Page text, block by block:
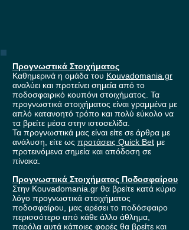
Προγνωστικά Στοιχήματος
Καθημερινά η ομάδα του Kouvadomania.gr
αναλύει και προτείνει σημεία από το
ποδοσφαιρικό κουπόνι στοιχήματος. Τα
προγνωστικά στοιχήματος είναι γραμμένα με
απλό κατανοητό τρόπο και πολύ εύκολο να
τα βρείτε μέσα στην ιστοσελίδα.
Τα προγνωστικά μας είναι είτε σε άρθρα με
ανάλυση, είτε ως προτάσεις Quick Bet με
προτεινόμενα σημεία και απόδοση σε
πίνακα.
Προγνωστικά Στοιχήματος Ποδοσφαίρου
Στην Kouvadomania.gr θα βρείτε κατά κύριο
λόγο προγνωστικά στοιχήματος
ποδοσφαίρου, μας αρέσει το ποδόσφαιρο
περισσότερο από κάθε άλλο άθλημα,
παρόλα αυτά κάποιες φορές θα βρείτε και